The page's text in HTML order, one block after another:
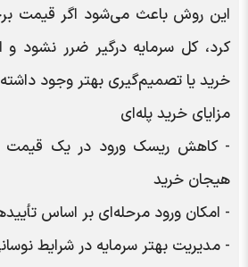
این روش باعث می‌شود اگر قیمت
کرد، کل سرمایه درگیر ضرر نشود و
خرید یا تصمیم‌گیری بهتر وجود
مزایای خرید پله‌ای
- کاهش ریسک ورود در یک قیمت
هیجان خرید
- امکان ورود مرحله‌ای بر اساس
- مدیریت بهتر سرمایه در شرایط